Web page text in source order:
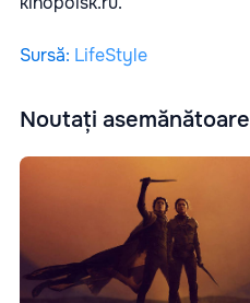
Sursă: LifeStyle
Noutați asemănătoare